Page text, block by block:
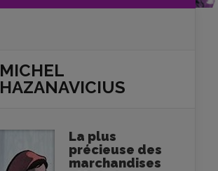
MICHEL
HAZANAVICIUS
La plus
précieuse des
marchandises